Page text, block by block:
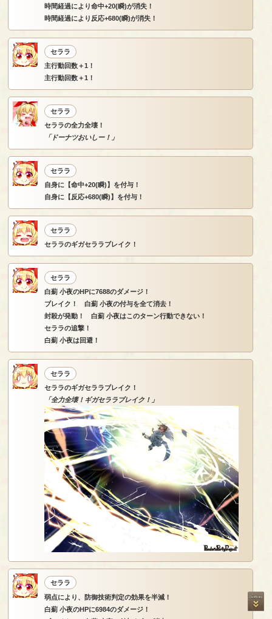
時間経過により命中+20(瞬)が消失！
時間経過により反応+680(瞬)が消失！
セララ
主行動回数＋1！
主行動回数＋1！
セララ
セララの全力全壊！
「ドーナツおいしー！」
セララ
自身に【命中+20(瞬)】を付与！
自身に【反応+680(瞬)】を付与！
セララ
セララのギガセララブレイク！
セララ
白薊 小夜のHPに7688のダメージ！
ブレイク！ 白薊 小夜の付与を全て消去！
封殺が発動！ 白薊 小夜はこのターン行動できない！
セララの追撃！
白薊 小夜は回避！
セララ
セララのギガセララブレイク！
「全力全壊！ギガセララブレイク！」
セララ
弱点により、防御技術判定の効果を半減！
白薊 小夜のHPに6984のダメージ！